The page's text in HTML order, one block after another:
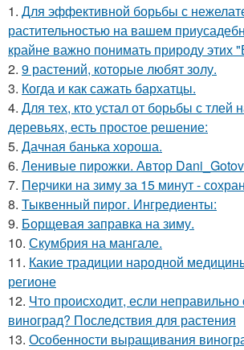
1. Для эффективной борьбы с
растительностью на вашем
крайне важно понимать природу этих
2. 9 растений, которые любят золу.
3. Когда и как сажать бархатцы.
4. Для тех, кто устал от борьбы с тлей
деревьях, есть простое решение:
5. Дачная банька хороша.
6. Ленивые пирожки. Автор
7. Перчики на зиму за 15 минут -
8. Тыквенный пирог. Ингредиенты:
9. Борщевая заправка на зиму.
10. Скумбрия на мангале.
11. Какие традиции народной
регионе
12. Что происходит, если неправильно
виноград? Последствия для растения
13. Особенности выращивания